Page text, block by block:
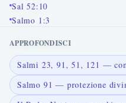
Sal 52:10
Salmo 1:3
APPROFONDISCI
Salmi 23, 91, 51, 121 —
Salmo 91 — protezione